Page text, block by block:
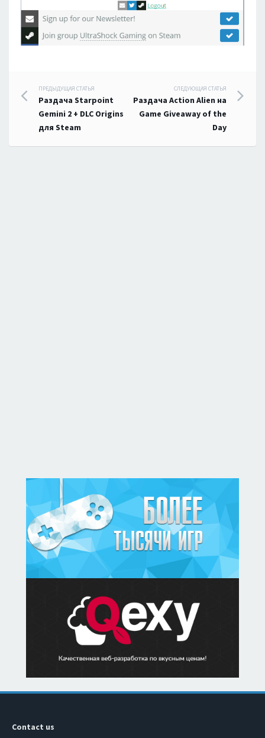
Навигация
по
записям
ПРЕДЫДУЩАЯ СТАТЬЯ
Раздача Starpoint
Gemini 2 + DLC Origins
для Steam
СЛЕДУЮЩАЯ СТАТЬЯ
Раздача Action Alien на
Game Giveaway of the
Day
Contact us